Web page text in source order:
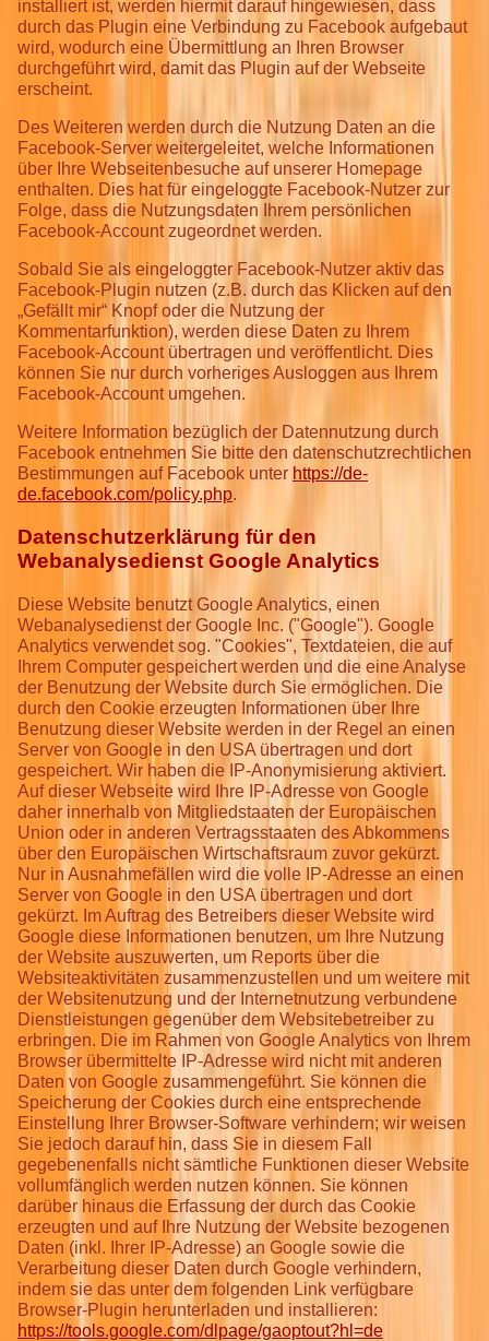
installiert ist, werden hiermit darauf hingewiesen, dass
durch das Plugin eine Verbindung zu Facebook aufgebaut
wird, wodurch eine Übermittlung an Ihren Browser
durchgeführt wird, damit das Plugin auf der Webseite
erscheint.
Des Weiteren werden durch die Nutzung Daten an die
Facebook-Server weitergeleitet, welche Informationen
über Ihre Webseitenbesuche auf unserer Homepage
enthalten. Dies hat für eingeloggte Facebook-Nutzer zur
Folge, dass die Nutzungsdaten Ihrem persönlichen
Facebook-Account zugeordnet werden.
Sobald Sie als eingeloggter Facebook-Nutzer aktiv das
Facebook-Plugin nutzen (z.B. durch das Klicken auf den
„Gefällt mir“ Knopf oder die Nutzung der
Kommentarfunktion), werden diese Daten zu Ihrem
Facebook-Account übertragen und veröffentlicht. Dies
können Sie nur durch vorheriges Ausloggen aus Ihrem
Facebook-Account umgehen.
Weitere Information bezüglich der Datennutzung durch
Facebook entnehmen Sie bitte den datenschutzrechtlichen
Bestimmungen auf Facebook unter https://de-
de.facebook.com/policy.php.
Datenschutzerklärung für den
Webanalysedienst Google Analytics
Diese Website benutzt Google Analytics, einen
Webanalysedienst der Google Inc. ("Google"). Google
Analytics verwendet sog. "Cookies", Textdateien, die auf
Ihrem Computer gespeichert werden und die eine Analyse
der Benutzung der Website durch Sie ermöglichen. Die
durch den Cookie erzeugten Informationen über Ihre
Benutzung dieser Website werden in der Regel an einen
Server von Google in den USA übertragen und dort
gespeichert. Wir haben die IP-Anonymisierung aktiviert.
Auf dieser Webseite wird Ihre IP-Adresse von Google
daher innerhalb von Mitgliedstaaten der Europäischen
Union oder in anderen Vertragsstaaten des Abkommens
über den Europäischen Wirtschaftsraum zuvor gekürzt.
Nur in Ausnahmefällen wird die volle IP-Adresse an einen
Server von Google in den USA übertragen und dort
gekürzt. Im Auftrag des Betreibers dieser Website wird
Google diese Informationen benutzen, um Ihre Nutzung
der Website auszuwerten, um Reports über die
Websiteaktivitäten zusammenzustellen und um weitere mit
der Websitenutzung und der Internetnutzung verbundene
Dienstleistungen gegenüber dem Websitebetreiber zu
erbringen. Die im Rahmen von Google Analytics von Ihrem
Browser übermittelte IP-Adresse wird nicht mit anderen
Daten von Google zusammengeführt. Sie können die
Speicherung der Cookies durch eine entsprechende
Einstellung Ihrer Browser-Software verhindern; wir weisen
Sie jedoch darauf hin, dass Sie in diesem Fall
gegebenenfalls nicht sämtliche Funktionen dieser Website
vollumfänglich werden nutzen können. Sie können
darüber hinaus die Erfassung der durch das Cookie
erzeugten und auf Ihre Nutzung der Website bezogenen
Daten (inkl. Ihrer IP-Adresse) an Google sowie die
Verarbeitung dieser Daten durch Google verhindern,
indem sie das unter dem folgenden Link verfügbare
Browser-Plugin herunterladen und installieren:
https://tools.google.com/dlpage/gaoptout?hl=de